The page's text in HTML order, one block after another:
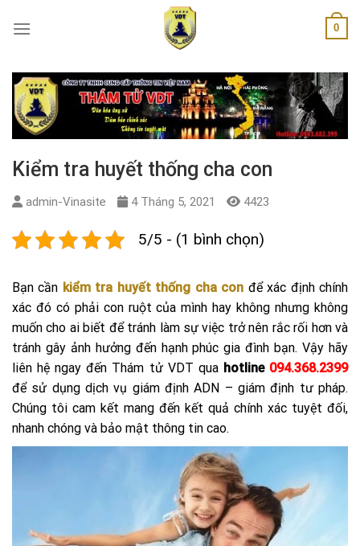
0
Kiểm tra huyết thống cha con
admin-Vinasite 4 Tháng 5, 2021 4423
5/5 - (1 bình chọn)
Bạn cần kiểm tra huyết thống cha con để xác định chính
xác đó có phải con ruột của mình hay không nhưng không
muốn cho ai biết để tránh làm sự việc trở nên rắc rối hơn và
tránh gây ảnh hưởng đến hạnh phúc gia đình bạn. Vậy hãy
liên hệ ngay đến Thám tử VDT quahotline 094.368.2399
để sử dụng dịch vụ giám định ADN – giám định tư pháp.
Chúng tôi cam kết mang đến kết quả chính xác tuyệt đối,
nhanh chóng và bảo mật thông tin cao.